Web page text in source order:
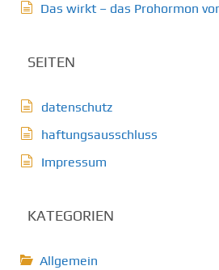
Das wirkt – das Prohormon
SEITEN
datenschutz
haftungsausschluss
Impressum
KATEGORIEN
Allgemein